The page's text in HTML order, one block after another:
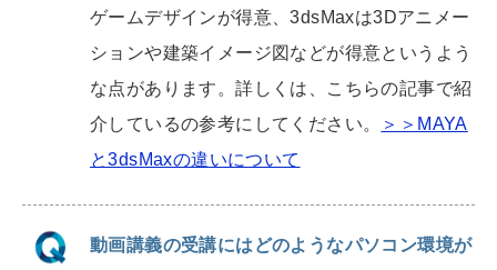
ゲームデザインが得意、3dsMaxは3Dアニメー
ションや建築イメージ図などが得意というよう
な点があります。詳しくは、こちらの記事で紹
介しているの参考にしてください。
＞＞MAYA
と3dsMaxの違いについて
動画講義の受講にはどのようなパソコン環境が